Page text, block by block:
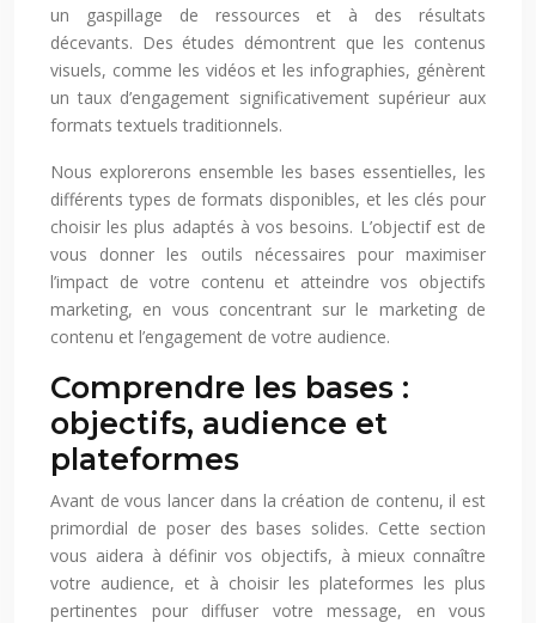
un gaspillage de ressources et à des résultats
décevants. Des études démontrent que les contenus
visuels, comme les vidéos et les infographies, génèrent
un taux d’engagement significativement supérieur aux
formats textuels traditionnels.
Nous explorerons ensemble les bases essentielles, les
différents types de formats disponibles, et les clés pour
choisir les plus adaptés à vos besoins. L’objectif est de
vous donner les outils nécessaires pour maximiser
l’impact de votre contenu et atteindre vos objectifs
marketing, en vous concentrant sur le marketing de
contenu et l’engagement de votre audience.
Comprendre les bases :
objectifs, audience et
plateformes
Avant de vous lancer dans la création de contenu, il est
primordial de poser des bases solides. Cette section
vous aidera à définir vos objectifs, à mieux connaître
votre audience, et à choisir les plateformes les plus
pertinentes pour diffuser votre message, en vous